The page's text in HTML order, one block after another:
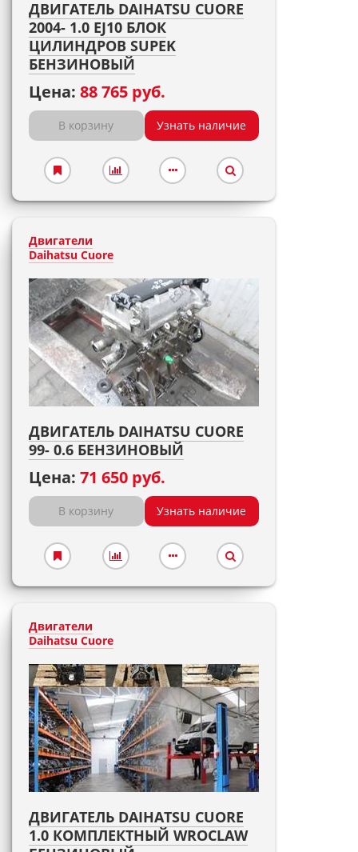
ДВИГАТЕЛЬ DAIHATSU CUORE
2004- 1.0 EJ10 БЛОК
ЦИЛИНДРОВ SUPEK
БЕНЗИНОВЫЙ
Цена: 88 765 руб.
В корзину Узнать наличие
Двигатели
Daihatsu Cuore
ДВИГАТЕЛЬ DAIHATSU CUORE
99- 0.6 БЕНЗИНОВЫЙ
Цена: 71 650 руб.
В корзину Узнать наличие
Двигатели
Daihatsu Cuore
ДВИГАТЕЛЬ DAIHATSU CUORE
1.0 КОМПЛЕКТНЫЙ WROCLAW